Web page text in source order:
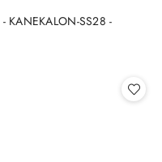
KANEKALON-SS28 -